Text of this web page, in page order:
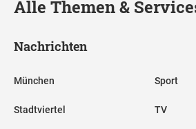
Alle Themen &
Nachrichten
München
Stadtviertel
Sport
TV